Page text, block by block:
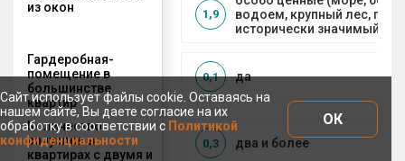
из окон
водоем, крупный лес,
исторически значимый
1,9
Гардеробная-
помещение в
большинстве
квартир
да
0,1
Количество
санузлов в
квартирах с двумя и
два и более
0,3
Сайт использует файлы cookie. Оставаясь на
нашем сайте, Вы даете согласие на их
обработку в соответствии с Политикой
конфиденциальности
ОК